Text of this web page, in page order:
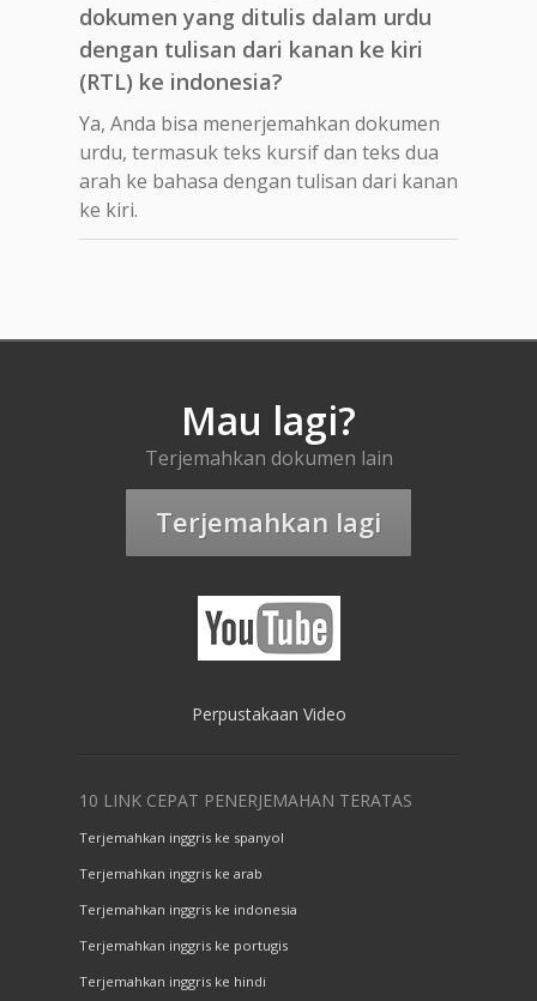
dokumen yang ditulis dalam urdu
dengan tulisan dari kanan ke kiri
(RTL) ke indonesia?
Ya, Anda bisa menerjemahkan dokumen
urdu, termasuk teks kursif dan teks dua
arah ke bahasa dengan tulisan dari kanan
ke kiri.
Mau lagi?
Terjemahkan dokumen lain
Terjemahkan lagi
Perpustakaan Video
10 LINK CEPAT PENERJEMAHAN TERATAS
Terjemahkan inggris ke spanyol
Terjemahkan inggris ke arab
Terjemahkan inggris ke indonesia
Terjemahkan inggris ke portugis
Terjemahkan inggris ke hindi